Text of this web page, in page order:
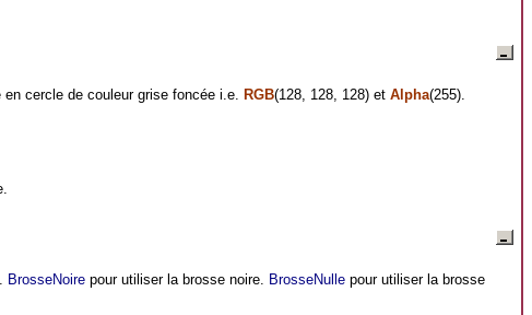
cercle de couleur grise foncée i.e. RGB(128, 128, 128) et Alpha(255).
BrosseNoirepour utiliser la brosse noire. BrosseNullepour utiliser la brosse